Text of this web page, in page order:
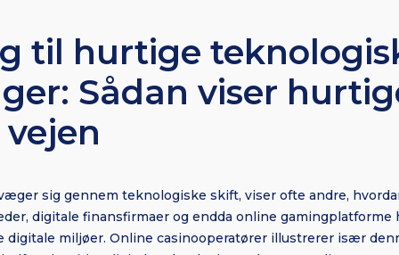
til hurtige
Sådan viser
sig gennem teknologiske skift, viser ofte andre,
digitale finansfirmaer og endda online gamingplatforme
digitale miljøer. Online casinooperatører illustrerer især